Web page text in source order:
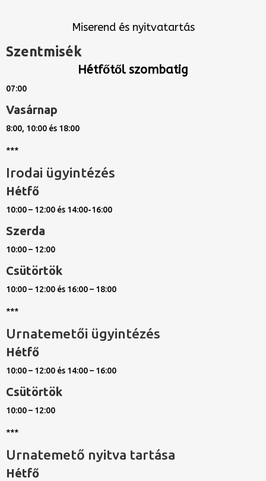
Miserend és nyitvatartás
Szentmisék
Hétfőtől szombatig
07:00
Vasárnap
8:00, 10:00 és 18:00
***
Irodai ügyintézés
Hétfő
10:00 – 12:00 és 14:00-16:00
Szerda
10:00 – 12:00
Csütörtök
10:00 – 12:00 és 16:00 – 18:00
***
Urnatemetői ügyintézés
Hétfő
10:00 – 12:00 és 14:00 – 16:00
Csütörtök
10:00 – 12:00
***
Urnatemető nyitva tartása
Hétfő